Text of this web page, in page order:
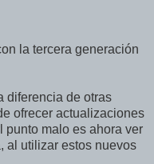
la tercera generación
diferencia de otras
ofrecer actualizaciones
punto malo es ahora ver
al utilizar estos nuevos